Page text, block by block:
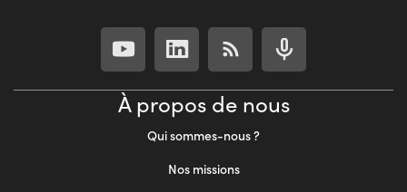
À propos de nous
Qui sommes-nous ?
Nos missions